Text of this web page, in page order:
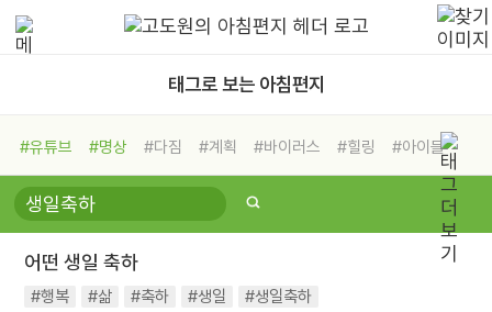
태그로 보는 아침편지
#유튜브 #명상 #다짐 #계획 #바이러스 #힐링
#아이들
#비전캠프
#독서캠프 #삶
#희망
#나눔 #친구 #링컨학교
#독서
#건강 #면역력
어떤 생일 축하
#행복 #삶 #축하 #생일 #생일축하